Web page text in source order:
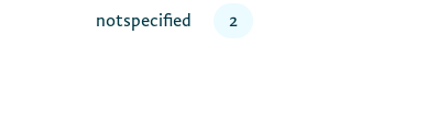
notspecified 2